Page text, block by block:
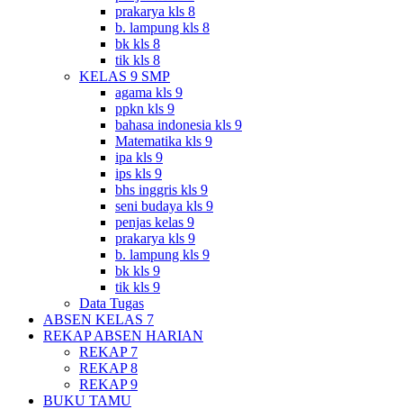
prakarya kls 8
b. lampung kls 8
bk kls 8
tik kls 8
KELAS 9 SMP
agama kls 9
ppkn kls 9
bahasa indonesia kls 9
Matematika kls 9
ipa kls 9
ips kls 9
bhs inggris kls 9
seni budaya kls 9
penjas kelas 9
prakarya kls 9
b. lampung kls 9
bk kls 9
tik kls 9
Data Tugas
ABSEN KELAS 7
REKAP ABSEN HARIAN
REKAP 7
REKAP 8
REKAP 9
BUKU TAMU